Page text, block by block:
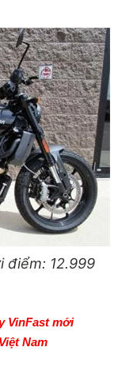
điểm: 12.999
VinFast mới
Nam